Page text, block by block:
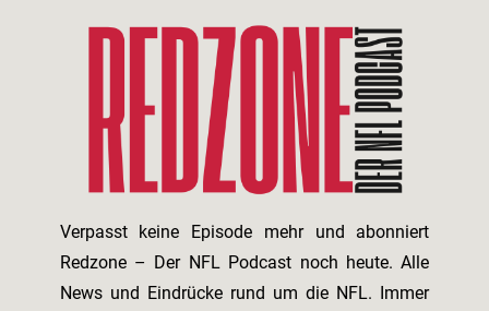
Verpasst keine Episode mehr und abonniert
Redzone – Der NFL Podcast noch heute. Alle
News und Eindrücke rund um die NFL. Immer